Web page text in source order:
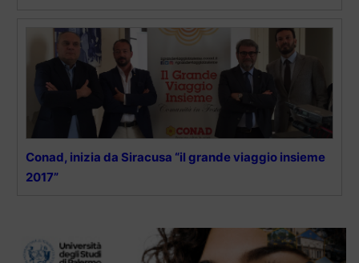
Conad, inizia da Siracusa “il grande viaggio insieme
2017”